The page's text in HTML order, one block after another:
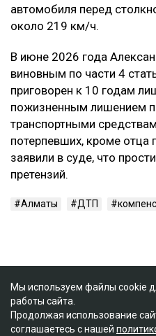
автомобиля перед
около 219 км/ч.
В июне 2026 года
виновным по части 4
приговорен к 10 годам
пожизненным лишением
транспортными
потерпевших, кроме отца
заявили в суде, что
претензий.
Алматы ДТП
Мы используем файлы cookie
работы сайта.
Продолжая использование
соглашаетесь с нашей